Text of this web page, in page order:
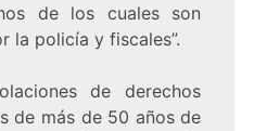
de los cuales son
la policía y fiscales”.
de derechos
de más de 50 años de